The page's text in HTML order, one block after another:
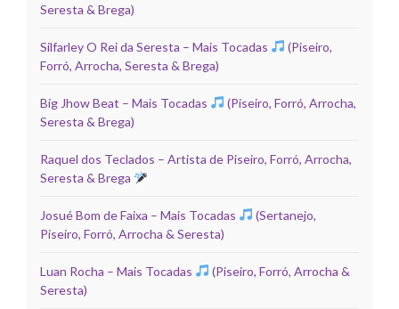
Seresta & Brega)
Silfarley O Rei da Seresta – Mais Tocadas
(Piseiro,
Forró, Arrocha, Seresta & Brega)
Big Jhow Beat – Mais Tocadas
(Piseiro, Forró, Arrocha,
Seresta & Brega)
Raquel dos Teclados – Artista de Piseiro, Forró, Arrocha,
Seresta & Brega
Josué Bom de Faixa – Mais Tocadas
(Sertanejo,
Piseiro, Forró, Arrocha & Seresta)
Luan Rocha – Mais Tocadas
(Piseiro, Forró, Arrocha &
Seresta)